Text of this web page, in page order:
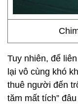
Tuy nhiên, để
lại vô cùng khó
thuê người đến
tăm mất tích”